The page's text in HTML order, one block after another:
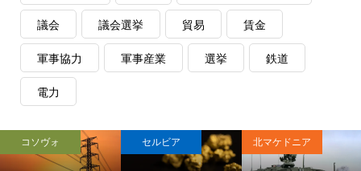
議会 議会選挙 貿易 賃金
軍事協力 軍事産業 選挙 鉄道
電力
コソヴォ セルビア 北マケドニア